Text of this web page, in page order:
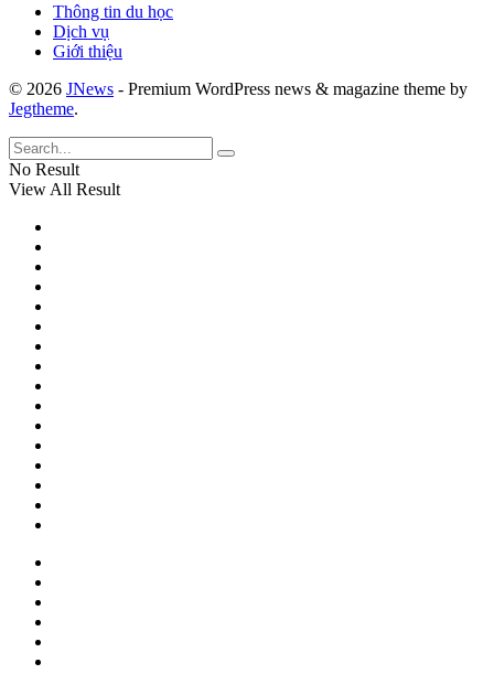
Đầu
Lai
Thông tin du học
Dịch vụ
Giới thiệu
© 2026 JNews - Premium WordPress news & magazine theme by
Jegtheme.
No Result
View All Result